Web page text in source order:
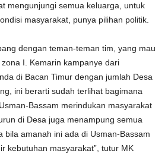
mengunjungi semua keluarga, untuk
masyarakat, punya pilihan politik.
dengan teman-teman tim, yang mau
I. Kemarin kampanye dari
di Bacan Timur dengan jumlah Desa
ini berarti sudah terlihat bagimana
Bassam merindukan masyarakat
di Desa juga menampung semua
bila amanah ini ada di Usman-Bassam
kebutuhan masyarakat”, tutur MK